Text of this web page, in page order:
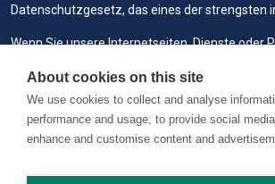
Datenschutzgesetz, das eines der strengsten
Wenn Sie unsere Internetseiten, Dienste oder
bevollmächtigten Dienstanbieter Cookies zum
Informationen verwenden, um Ihnen ein
sicherere Nutzung zu bieten sowie für
Copyright © 2026 RAILVIS. All rights reserved.
About cookies on this site
We use cookies to collect and analyse
performance and usage, to provide social
enhance and customise content and